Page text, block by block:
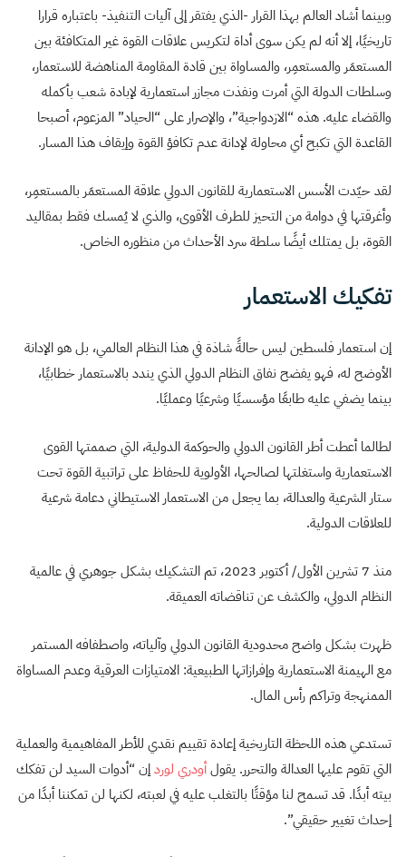
وبينما أشاد العالم بهذا القرار -الذي يفتقر إلى آليات التنفيذ- باعتباره قرارا
تاريخيًا، إلا أنه لم يكن سوى أداة لتكريس علاقات القوة غير المتكافئة بين
المستعمَر والمستعمِر، والمساواة بين قادة المقاومة المناهضة للاستعمار،
وسلطات الدولة التي أمرت ونفذت مجازر استعمارية لإبادة شعب بأكمله
والقضاء عليه. هذه “الازدواجية”، والإصرار على “الحياد” المزعوم، أصبحا
القاعدة التي تكبح أي محاولة لإدانة عدم تكافؤ القوة وإيقاف هذا المسار.
لقد حيّدت الأسس الاستعمارية للقانون الدولي علاقة المستعمَر بالمستعمِر،
وأغرقتها في دوامة من التحيز للطرف الأقوى، والذي لا يُمسك فقط بمقاليد
القوة، بل يمتلك أيضًا سلطة سرد الأحداث من منظوره الخاص.
تفكيك الاستعمار
إن استعمار فلسطين ليس حالةً شاذة في هذا النظام العالمي، بل هو الإدانة
الأوضح له، فهو يفضح نفاق النظام الدولي الذي يندد بالاستعمار خطابيًا،
بينما يضفي عليه طابعًا مؤسسيًا وشرعيًا وعمليًا.
لطالما أعطت أطر القانون الدولي والحوكمة الدولية، التي صممتها القوى
الاستعمارية واستغلتها لصالحها، الأولوية للحفاظ على تراتبية القوة تحت
ستار الشرعية والعدالة، بما يجعل من الاستعمار الاستيطاني دعامة شرعية
للعلاقات الدولية.
منذ 7 تشرين الأول/ أكتوبر 2023، تم التشكيك بشكل جوهري في عالمية
النظام الدولي، والكشف عن تناقضاته العميقة.
ظهرت بشكل واضح محدودية القانون الدولي وآلياته، واصطفافه المستمر
مع الهيمنة الاستعمارية وإفرازاتها الطبيعية: الامتيازات العرقية وعدم المساواة
الممنهجة وتراكم رأس المال.
تستدعي هذه اللحظة التاريخية إعادة تقييم نقدي للأطر المفاهيمية والعملية
التي تقوم عليها العدالة والتحرر. يقولأودري لوردإن “أدوات السيد لن تفكك
بيته أبدًا. قد تسمح لنا مؤقتًا بالتغلب عليه في لعبته، لكنها لن تمكننا أبدًا من
إحداث تغيير حقيقي”.